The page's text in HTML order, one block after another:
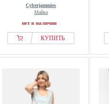
Cyberjammies
Майка
нет в наличии
КУПИТЬ